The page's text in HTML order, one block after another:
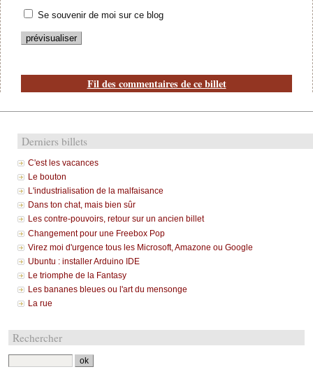
Se souvenir de moi sur ce blog
Fil des commentaires de ce billet
Derniers billets
C'est les vacances
Le bouton
L'industrialisation de la malfaisance
Dans ton chat, mais bien sûr
Les contre-pouvoirs, retour sur un ancien billet
Changement pour une Freebox Pop
Virez moi d'urgence tous les Microsoft, Amazone ou Google
Ubuntu : installer Arduino IDE
Le triomphe de la Fantasy
Les bananes bleues ou l'art du mensonge
La rue
Rechercher